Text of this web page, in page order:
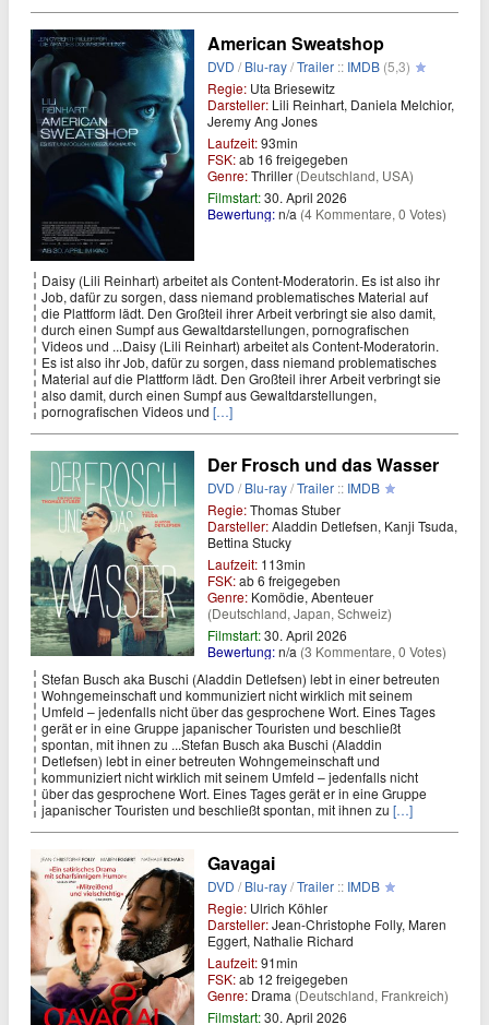
American Sweatshop
DVD /Blu-ray/Trailer :: IMDB (5,3)
Regie: Uta Briesewitz
Darsteller: Lili Reinhart, Daniela Melchior,
Jeremy Ang Jones
Laufzeit:93min
FSK:ab 16 freigegeben
Genre:Thriller (Deutschland, USA)
Filmstart:30. April 2026
Bewertung:n/a (4 Kommentare, 0 Votes)
Daisy (Lili Reinhart) arbeitet als Content-Moderatorin. Es ist also ihr
Job, dafür zu sorgen, dass niemand problematisches Material auf
die Plattform lädt. Den Großteil ihrer Arbeit verbringt sie also damit,
durch einen Sumpf aus Gewaltdarstellungen, pornografischen
Videos und ...Daisy (Lili Reinhart) arbeitet als Content-Moderatorin.
Es ist also ihr Job, dafür zu sorgen, dass niemand problematisches
Material auf die Plattform lädt. Den Großteil ihrer Arbeit verbringt sie
also damit, durch einen Sumpf aus Gewaltdarstellungen,
pornografischen Videos und […]
Der Frosch und das Wasser
DVD /Blu-ray/Trailer :: IMDB
Regie:Thomas Stuber
Darsteller:Aladdin Detlefsen, Kanji Tsuda,
Bettina Stucky
Laufzeit: 113min
FSK:ab 6 freigegeben
Genre: Komödie, Abenteuer
(Deutschland, Japan, Schweiz)
Filmstart:30. April 2026
Bewertung:n/a (3 Kommentare, 0 Votes)
Stefan Busch aka Buschi (Aladdin Detlefsen) lebt in einer betreuten
Wohngemeinschaft und kommuniziert nicht wirklich mit seinem
Umfeld – jedenfalls nicht über das gesprochene Wort. Eines Tages
gerät er in eine Gruppe japanischer Touristen und beschließt
spontan, mit ihnen zu ...Stefan Busch aka Buschi (Aladdin
Detlefsen) lebt in einer betreuten Wohngemeinschaft und
kommuniziert nicht wirklich mit seinem Umfeld – jedenfalls nicht
über das gesprochene Wort. Eines Tages gerät er in eine Gruppe
japanischer Touristen und beschließt spontan, mit ihnen zu […]
Gavagai
DVD /Blu-ray/Trailer :: IMDB
Regie: Ulrich Köhler
Darsteller:Jean-Christophe Folly, Maren
Eggert, Nathalie Richard
Laufzeit:91min
FSK:ab 12 freigegeben
Genre: Drama (Deutschland, Frankreich)
Filmstart:30. April 2026